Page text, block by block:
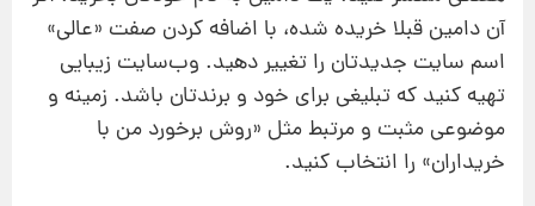
آن دامین قبلا خریده شده، با اضافه کردن صفت «عالی»
اسم سایت جدیدتان را تغییر دهید. وب‌سایت زیبایی
تهیه کنید که تبلیغی برای خود و برندتان باشد. زمینه و
موضوعی مثبت و مرتبط مثل «روش برخورد من با
خریداران» را انتخاب کنید.